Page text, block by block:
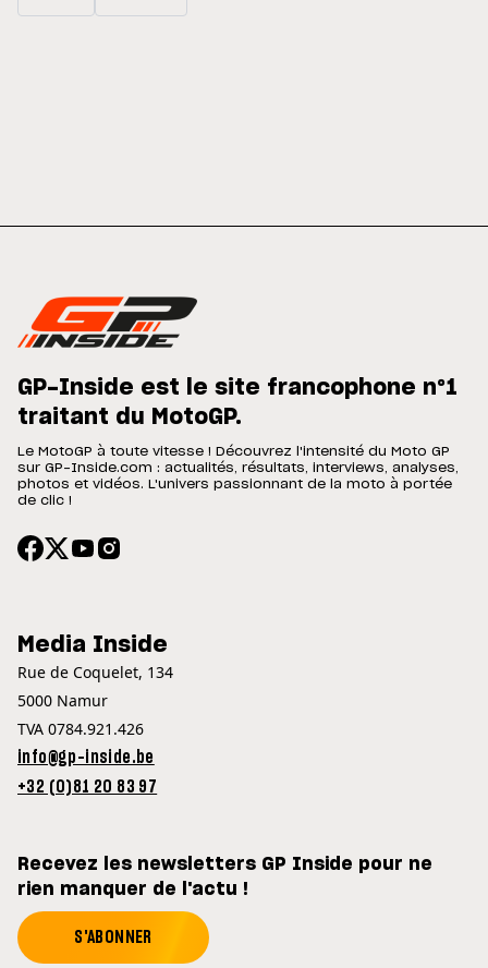
GP-Inside est le site francophone n°1
traitant du MotoGP.
Le MotoGP à toute vitesse ! Découvrez l'intensité du Moto GP
sur GP-Inside.com : actualités, résultats, interviews, analyses,
photos et vidéos. L'univers passionnant de la moto à portée
de clic !
Media Inside
Rue de Coquelet, 134
5000 Namur
TVA 0784.921.426
info@gp-inside.be
+32 (0)81 20 83 97
Recevez les newsletters GP Inside pour ne
rien manquer de l'actu !
S'ABONNER